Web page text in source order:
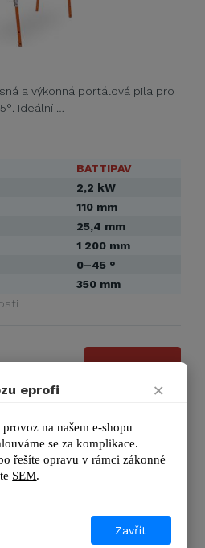
a výkonná portálová pila pro
Ideální …
BATTIPAV
2,2 kW
110 mm
25,4 mm
1 200 mm
0–45 °
350 mm
eprofi ×
na našem e-shopu
se za komplikace.
řešíte opravu v rámci zákonné
SEM.
Zavřít